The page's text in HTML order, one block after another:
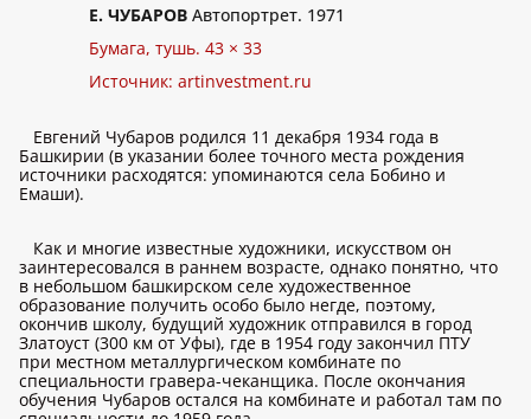
Е. ЧУБАРОВ Автопортрет. 1971
Бумага, тушь. 43 × 33
Источник: artinvestment.ru
Евгений Чубаров родился 11 декабря 1934 года в
Башкирии (в указании более точного места рождения
источники расходятся: упоминаются села Бобино и
Емаши).
Как и многие известные художники, искусством он
заинтересовался в раннем возрасте, однако понятно, что
в небольшом башкирском селе художественное
образование получить особо было негде, поэтому,
окончив школу, будущий художник отправился в город
Златоуст (300 км от Уфы), где в 1954 году закончил ПТУ
при местном металлургическом комбинате по
специальности гравера-чеканщика. После окончания
обучения Чубаров остался на комбинате и работал там по